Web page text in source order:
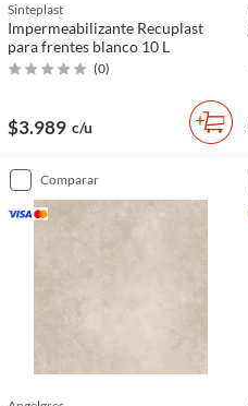
Sinteplast
Impermeabilizante Recuplast
para frentes blanco 10 L
(0)
$3.989 c/u
comparar